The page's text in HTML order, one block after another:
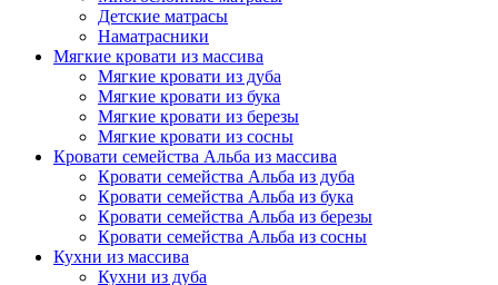
Детские матрасы
Наматрасники
Мягкие кровати из массива
Мягкие кровати из дуба
Мягкие кровати из бука
Мягкие кровати из березы
Мягкие кровати из сосны
Кровати семейства Альба из массива
Кровати семейства Альба из дуба
Кровати семейства Альба из бука
Кровати семейства Альба из березы
Кровати семейства Альба из сосны
Кухни из массива
Кухни из дуба